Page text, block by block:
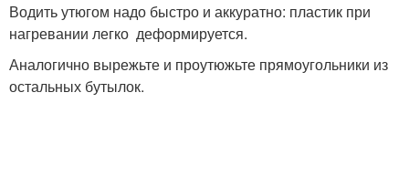
Водить утюгом надо быстро и аккуратно: пластик при
нагревании легко деформируется.
Аналогично вырежьте и проутюжьте прямоугольники из
остальных бутылок.